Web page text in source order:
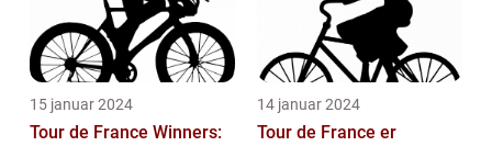
15 januar 2024
Tour de France Winners:
14 januar 2024
Tour de France er